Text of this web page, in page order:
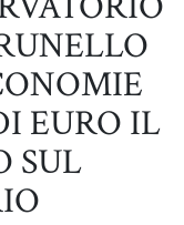
EURO IL
SUL